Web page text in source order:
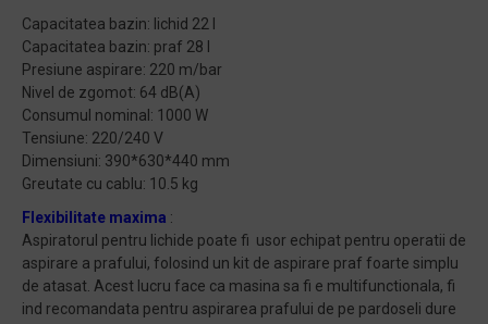
Capacitatea bazin: lichid 22 l
Capacitatea bazin: praf 28 l
Presiune aspirare: 220 m/bar
Nivel de zgomot: 64 dB(A)
Consumul nominal: 1000 W
Tensiune: 220/240 V
Dimensiuni: 390*630*440 mm
Greutate cu cablu: 10.5 kg
Flexibilitate maxima :
Aspiratorul pentru lichide poate fi usor echipat pentru operatii de
aspirare a prafului, folosind un kit de aspirare praf foarte simplu
de atasat. Acest lucru face ca masina sa fi e multifunctionala, fi
ind recomandata pentru aspirarea prafului de pe pardoseli dure